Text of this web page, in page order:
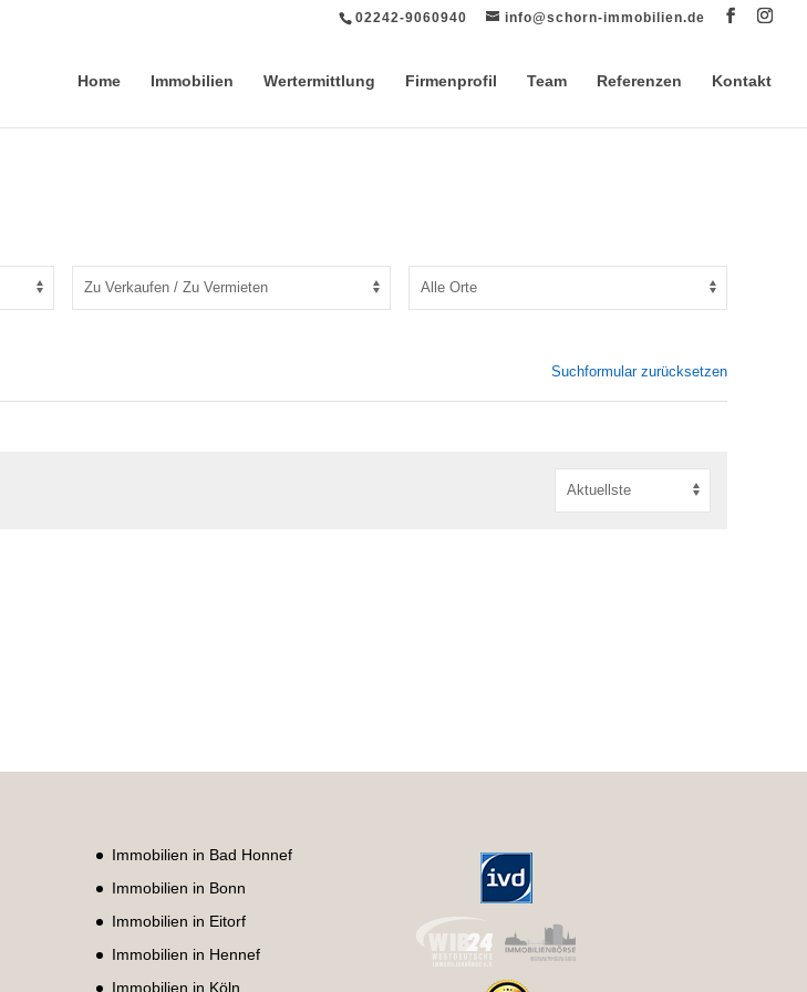
02242-9060940 info@schorn-immobilien.de
Home Immobilien Wertermittlung Firmenprofil Team Referenzen Kontakt
Suchformular zurücksetzen
Immobilien in Bad Honnef
Immobilien in Bonn
Immobilien in Eitorf
Immobilien in Hennef
Immobilien in Köln